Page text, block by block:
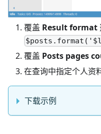
覆盖 Result format
覆盖 Posts pages
在查询中指定个人资
下载示例